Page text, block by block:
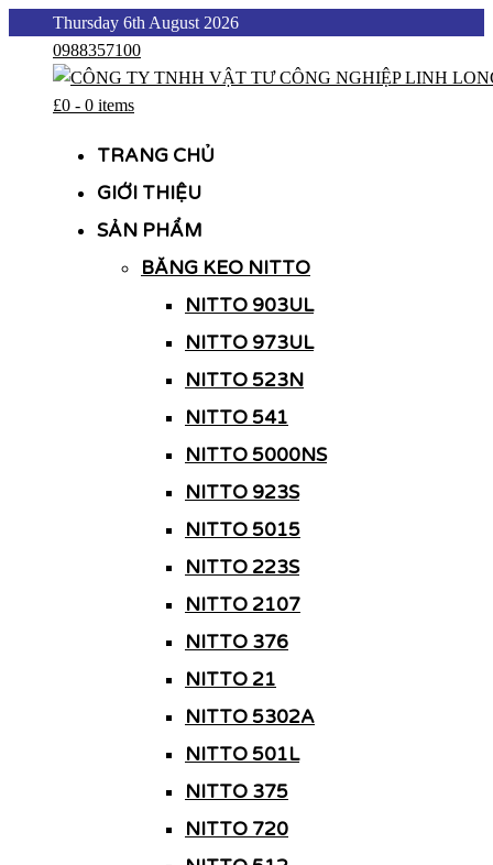
content
Thursday 6th August 2026
0988357100
£0 - 0 items
TRANG CHỦ
GIỚI THIỆU
SẢN PHẨM
BĂNG KEO NITTO
NITTO 903UL
NITTO 973UL
NITTO 523N
NITTO 541
NITTO 5000NS
NITTO 923S
NITTO 5015
NITTO 223S
NITTO 2107
NITTO 376
NITTO 21
NITTO 5302A
NITTO 501L
NITTO 375
NITTO 720